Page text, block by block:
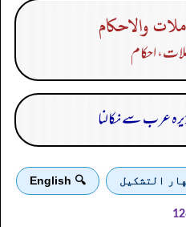
والاحكام
احکام
عرب سے نکالنا
التشكيل 🔍 English